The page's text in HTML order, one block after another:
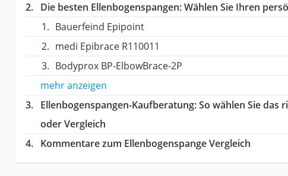
Die besten Ellenbogenspangen:Wählen Sie Ihren
Bauerfeind Epipoint
medi Epibrace R110011
Bodyprox BP-ElbowBrace-2P
mehr anzeigen
Ellenbogenspangen-Kaufberatung: So wählen Sie das
oder Vergleich
Kommentare zum Ellenbogenspange Vergleich